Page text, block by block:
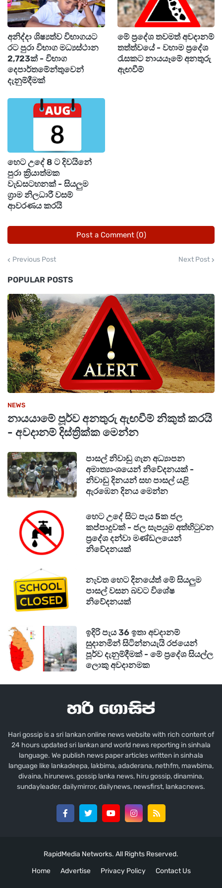
(පෙරදිග) සහ විෂය අංක 55 – සංගීතය (කර්ණාටක)
යන විෂයයන් සඳහා ප්‍රායෝගික පරීක්ෂණ 2026
මාර්තු 09 දින සිට 2026 මාර්තු 16 දින දක්වා
පැවැත්වීමට නියමිතය.
මීට අමතරව, විෂය අංක 56 – සංගීතය (බටහිර),
විෂය අංක 57 – නාට්‍ය හා රංග කලාව (සිංහල), විෂය
අංක 58 – නාට්‍ය හා රංග කලාව (දෙමළ) සහ විෂය
අංක 59 – නාට්‍ය හා රංග කලාව (ඉංග්‍රීසි) යන
විෂයයන් සඳහාද ප්‍රායෝගික පරීක්ෂණ 2026 මාර්තු
09 දින සිට 2026 මාර්තු 16 දින දක්වා පැවැත්වෙන
බව සඳහන් වේ.
පාසල් අයදුම්කරුවන්ගේ ප්‍රවේශපත්‍ර අදාළ පාසල්වල
පෞද්ගලික අයදුම්කරුවන්ගේ ප්‍රවේශපත්‍ර
එසේම, ප්‍රායෝගික පරීක්ෂණ ආරම්භ වීමට දින
07කට පෙර සිට දෙපාර්තමේන්තුවේ නිල වෙබ්
අඩවිය වන
https://onlineexams.gov.lk/onlineappsමඟින්ද
ප්‍රවේශපත්‍ර බාගත කර ගැනීමට පහසුකම් සලසා ඇති
බව විභාග දෙපාර්තමේන්තුව වැඩිදුරටත් පවසයි.
අනිද්දා ශිෂ්‍යත්ව විභාගයට
රට පුරා විභාග මධ්‍යස්ථාන
2,723ක් - විභාග
දෙපාර්තමේන්තුවෙන්
දැනුම්දීමක්
මේ ප්‍රදේශ තවමත් අවදානම්
තත්ත්වයේ - වහාම ප්‍රදේශ
රැසකට නායයෑමේ අනතුරු
ඇඟවීම්
හෙට උදේ 8 ට දිවයිනේ
පුරා ක්‍රියාත්මක
වැඩසටහනක් - සියලුම
ග්‍රාම නිලධාරී වසම්
ආවරණය කරයි
Post a Comment (0)
Previous Post Next Post
POPULAR POSTS
NEWS
නායයාමේ පූර්ව අනතුරු ඇඟවීම් නිකුත් කරයි
- අවදානම් දිස්ත්‍රික්ක මෙන්න
පාසල් නිවාඩු ගැන අධ්‍යාපන
අමාත්‍යාංශයෙන් නිවේදනයක් -
නිවාඩු දිනයන් සහ පාසල් යළි
ඇරඹෙන දිනය මෙන්න
හෙට උදේ සිට පැය 5ක ජල
කප්පාදුවක් - ජල සැපයුම අත්හිටුවන
ප්‍රදේශ දන්වා මණ්ඩලයෙන්
නිවේදනයක්
නැවත හෙට දිනයේත් මේ සියලුම
පාසල් වසන බවට විශේෂ
නිවේදනයක්
ඉදිරි පැය 36 ඉතා අවදානම්
සුදානමින් සිටින්නයැයි රජයෙන්
පූර්ව දැනුම්දීමක් - මේ ප්‍රදේශ සියල්ල
ලොකු අවදානමක
Hari gossip is a sri lankan online news website with rich content of
24 hours updated sri lankan and world news reporting in sinhala
language. We publish news paper articles written in sinhala
language like lankadeepa, lakbima, adaderana, nethfm, mawbima,
divaina, hirunews, gossip lanka news, hiru gossip, dinamina,
sundayleader, dailymirror, dailynews, newsfirst, lankacnews.
RapidMedia Networks. All Rights Reserved.
Home
Advertise Privacy Policy Contact Us